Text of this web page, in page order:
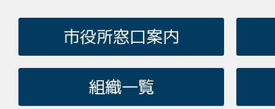
市役所窓口案内
組織一覧